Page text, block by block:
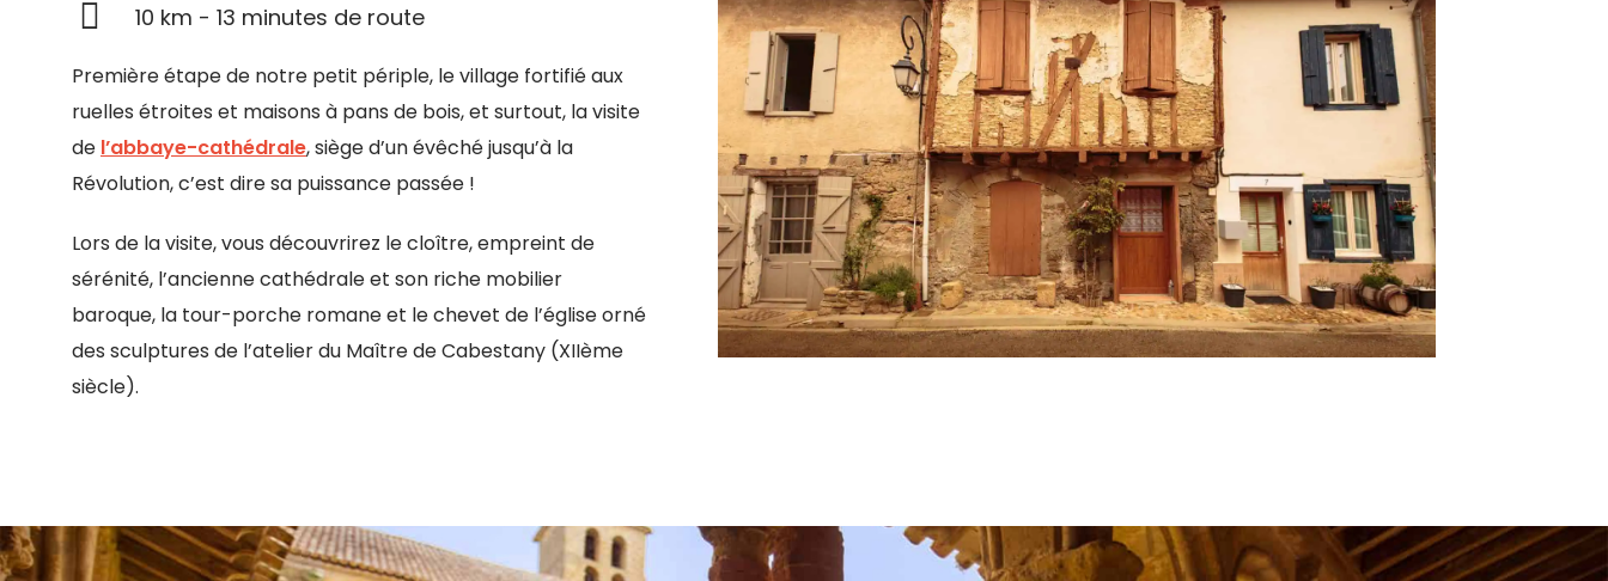
10 km - 13 minutes de route
Première étape de notre petit périple, le village fortifié aux
ruelles étroites et maisons à pans de bois, et surtout, la visite
de l’abbaye-cathédrale, siège d’un évêché jusqu’à la
Révolution, c’est dire sa puissance passée !
Lors de la visite, vous découvrirez le cloître, empreint de
sérénité, l’ancienne cathédrale et son riche mobilier
baroque, la tour-porche romane et le chevet de l’église orné
des sculptures de l’atelier du Maître de Cabestany (XIIème
siècle).